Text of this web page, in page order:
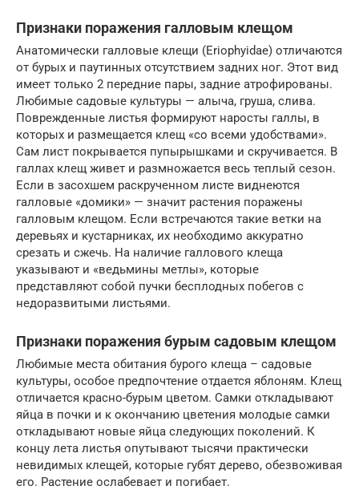
Признаки поражения галловым клещом
Анатомически галловые клещи (Eriophyidae) отличаются
от бурых и паутинных отсутствием задних ног. Этот вид
имеет только 2 передние пары, задние атрофированы.
Любимые садовые культуры — алыча, груша, слива.
Поврежденные листья формируют наросты галлы, в
которых и размещается клещ «со всеми удобствами».
Сам лист покрывается пупырышками и скручивается. В
галлах клещ живет и размножается весь теплый сезон.
Если в засохшем раскрученном листе виднеются
галловые «домики» — значит растения поражены
галловым клещом. Если встречаются такие ветки на
деревьях и кустарниках, их необходимо аккуратно
срезать и сжечь. На наличие галлового клеща
указывают и «ведьмины метлы», которые
представляют собой пучки бесплодных побегов с
недоразвитыми листьями.
Признаки поражения бурым садовым клещом
Любимые места обитания бурого клеща – садовые
культуры, особое предпочтение отдается яблоням. Клещ
отличается красно-бурым цветом. Самки откладывают
яйца в почки и к окончанию цветения молодые самки
откладывают новые яйца следующих поколений. К
концу лета листья опутывают тысячи практически
невидимых клещей, которые губят дерево, обезвоживая
его. Растение ослабевает и погибает.